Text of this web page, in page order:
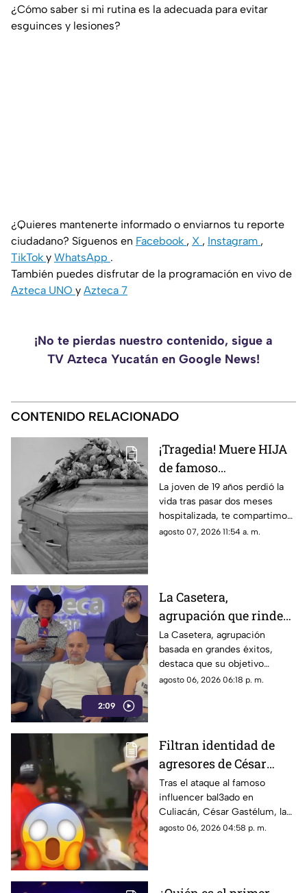
¿Cómo saber si mi rutina es la adecuada para evitar
esguinces y lesiones?
¿Quieres mantenerte informado o enviarnos tu reporte
ciudadano? Síguenos en Facebook , X , Instagram ,
TikTok y WhatsApp .
También puedes disfrutar de la programación en vivo de
Azteca UNO y Azteca 7
¡No te pierdas nuestro contenido, sigue a
TV Azteca Yucatán en Google News!
CONTENIDO RELACIONADO
¡Tragedia! Muere HIJA
de famoso
COMEDIANTE
mexicano a los 19 años
en su vivienda; esto se
sabe
La joven de 19 años perdió la
vida tras pasar dos meses
hospitalizada, te compartimos
lo que se sabe de su muerte.
agosto 07, 2026 11:54 a. m.
2:09
La Casetera,
agrupación que rinde
homenaje a los mejores
éxitos
La Casetera, agrupación
basada en grandes éxitos,
destaca que su objetivo
principal es que el público
agosto 06, 2026 06:18 p. m.
Filtran identidad de
agresores de César
Gastélum, influencer
bal3ado a sangre fría
con TIRO de GRACIA
Tras el ataque al famoso
influencer bal3ado en
Culiacán, César Gastélum, la
identidad de los presuntos
agosto 06, 2026 04:58 p. m.